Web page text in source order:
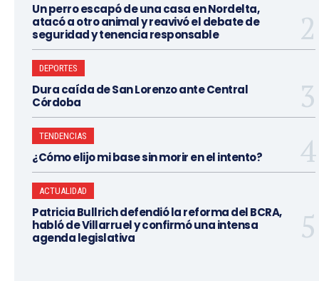
Un perro escapó de una casa en Nordelta,
atacó a otro animal y reavivó el debate de
seguridad y tenencia responsable
DEPORTES
Dura caída de San Lorenzo ante Central
Córdoba
TENDENCIAS
¿Cómo elijo mi base sin morir en el intento?
ACTUALIDAD
Patricia Bullrich defendió la reforma del BCRA,
habló de Villarruel y confirmó una intensa
agenda legislativa